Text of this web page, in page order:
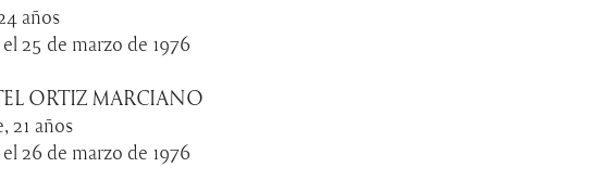
años
25 de marzo de 1976
ORTIZ MARCIANO
21 años
26 de marzo de 1976